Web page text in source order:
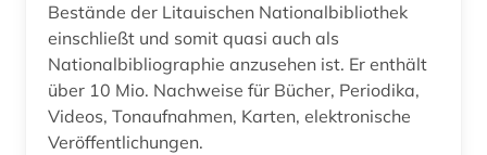
Bestände der Litauischen Nationalbibliothek
einschließt und somit quasi auch als
Nationalbibliographie anzusehen ist. Er enthält
über 10 Mio. Nachweise für Bücher, Periodika,
Videos, Tonaufnahmen, Karten, elektronische
Veröffentlichungen.